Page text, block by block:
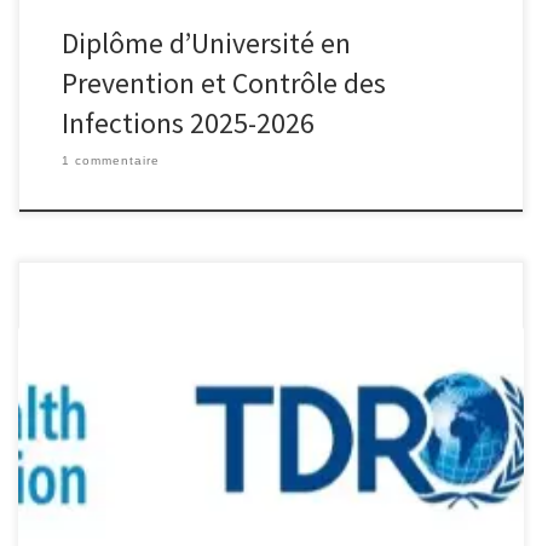
Diplôme d’Université en
Prevention et Contrôle des
Infections 2025-2026
1 commentaire
(SORT IT) sur les maladies tropicales négligées (MTN), y compris les
morsures de serpent en Guinée. Date limite de candidature : 07
mars 2022 à 23 heures 59 mn. CONTEXTE Les Maladies Tropicales
Négligées (MTN) sont un groupe de maladies évitables et curables
[…]